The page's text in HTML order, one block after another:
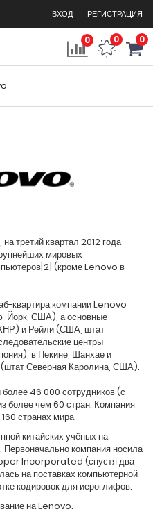
ВХОД РЕГИСТРАЦИЯ
0 0 0
третий квартал 2012 года
мировых
(кроме Lenovo в
квартира компании Lenovo
Йорк, США), а основные
и Рейли (США, штат
центры
в Пекине, Шанхае и
Северная Каролина, США).
46 000 сотрудников (с
более чем 60 стран. Компания
странах мира.
китайских учёных на
Первоначально компания носила
Incorporated (спустя два
на поставках компьютерной
кодировок для иероглифов.
на Lenovo.